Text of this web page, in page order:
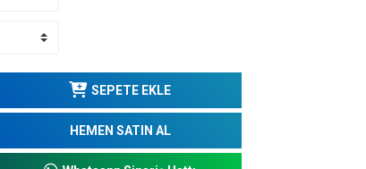
SEPETE EKLE
HEMEN SATIN AL